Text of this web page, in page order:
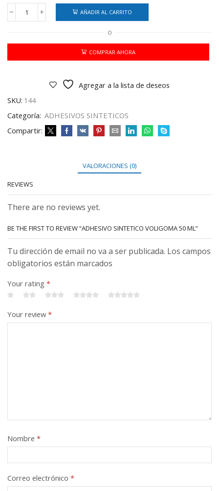
ADHESIVO
SINTETICO
50
cantidad
AÑADIR AL CARRITO
O
COMPRAR AHORA
Agregar a la lista de deseos
SKU: 144
Categoría: ADHESIVOS SINTETICOS
Compartir:
VALORACIONES (0)
REVIEWS
There are no reviews yet.
BE THE FIRST TO REVIEW “ADHESIVO SINTETICO VOLIGOMA 50 ML”
Tu dirección de email no va a ser publicada. Los campos
obligatorios están marcados
Your rating *
Your review*
Nombre *
Correo electrónico *